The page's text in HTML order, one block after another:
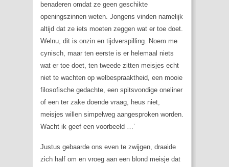
benaderen omdat ze geen geschikte
openingszinnen weten. Jongens vinden namelijk
altijd dat ze iets moeten zeggen wat er toe doet.
Welnu, dit is onzin en tijdverspilling. Noem me
cynisch, maar ten eerste is er helemaal niets
wat er toe doet, ten tweede zitten meisjes echt
niet te wachten op welbespraaktheid, een mooie
filosofische gedachte, een spitsvondige oneliner
of een ter zake doende vraag, heus niet,
meisjes willen simpelweg aangesproken worden.
Wacht ik geef een voorbeeld …’
Justus gebaarde ons even te zwijgen, draaide
zich half om en vroeg aan een blond meisje dat